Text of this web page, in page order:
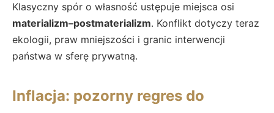
Klasyczny spór o własność ustępuje miejsca osi
materializm–postmaterializm. Konflikt dotyczy teraz
ekologii, praw mniejszości i granic interwencji
państwa w sferę prywatną.
Inflacja: pozorny regres do